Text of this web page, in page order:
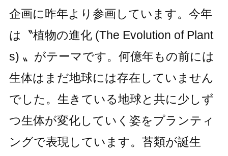
企画に昨年より参画しています。今年
は〝植物の進化 (The Evolution of Plant
s) 〟がテーマです。何億年もの前には
生体はまだ地球には存在していません
でした。生きている地球と共に少しず
つ生体が変化していく姿をプランティ
ングで表現しています。苔類が誕生